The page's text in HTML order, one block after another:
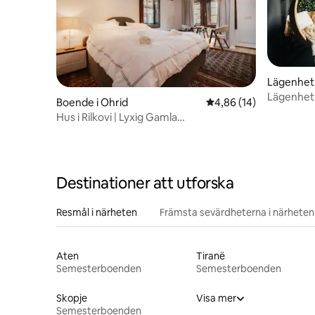
Boende i Ohrid 4,86 av 5 i
4,86 (14)
Hus i Rilkovi | Lyxig Gamla
Destinationer att utforska
Resmål i närheten Främsta sevärdheterna i närheten
Aten
Semesterboenden
Tiranë
Semesterboenden
Skopje
Semesterboenden
Visa mer